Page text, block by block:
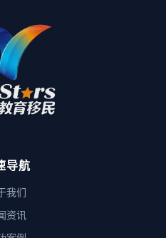
导航
我们
资讯